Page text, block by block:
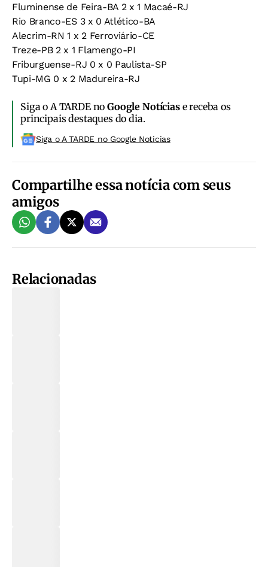
Fluminense de Feira-BA 2 x 1 Macaé-RJ
Rio Branco-ES 3 x 0 Atlético-BA
Alecrim-RN 1 x 2 Ferroviário-CE
Treze-PB 2 x 1 Flamengo-PI
Friburguense-RJ 0 x 0 Paulista-SP
Tupi-MG 0 x 2 Madureira-RJ
Siga o A TARDE noGoogle Notíciase receba os
principais destaques do dia.
Siga o A TARDE no Google Noticias
Compartilhe essa notícia com seus
amigos
Relacionadas